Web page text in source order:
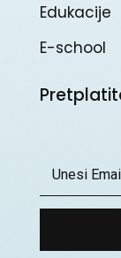
Edukacije
E-school